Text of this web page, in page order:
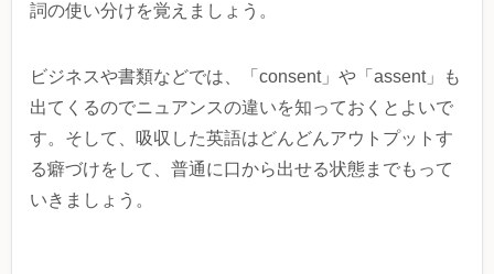
詞の使い分けを覚えましょう。
ビジネスや書類などでは、「consent」や「assent」も
出てくるのでニュアンスの違いを知っておくとよいで
す。そして、吸収した英語はどんどんアウトプットす
る癖づけをして、普通に口から出せる状態までもって
いきましょう。